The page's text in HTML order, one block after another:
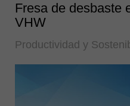
Fresa de desbaste
VHW
Productividad y